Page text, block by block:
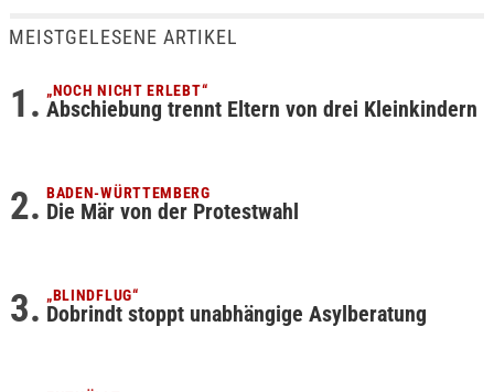
MEISTGELESENE ARTIKEL
„NOCH NICHT ERLEBT“
Abschiebung trennt Eltern von drei Kleinkindern
BADEN-WÜRTTEMBERG
Die Mär von der Protestwahl
„BLINDFLUG“
Dobrindt stoppt unabhängige Asylberatung